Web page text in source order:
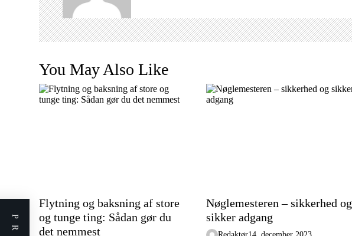
i
g
a
t
o
You May Also Like
Flytning og baksning af store
og tunge ting: Sådan gør du
det nemmest
Nøglemesteren – sikkerhed og
sikker adgang